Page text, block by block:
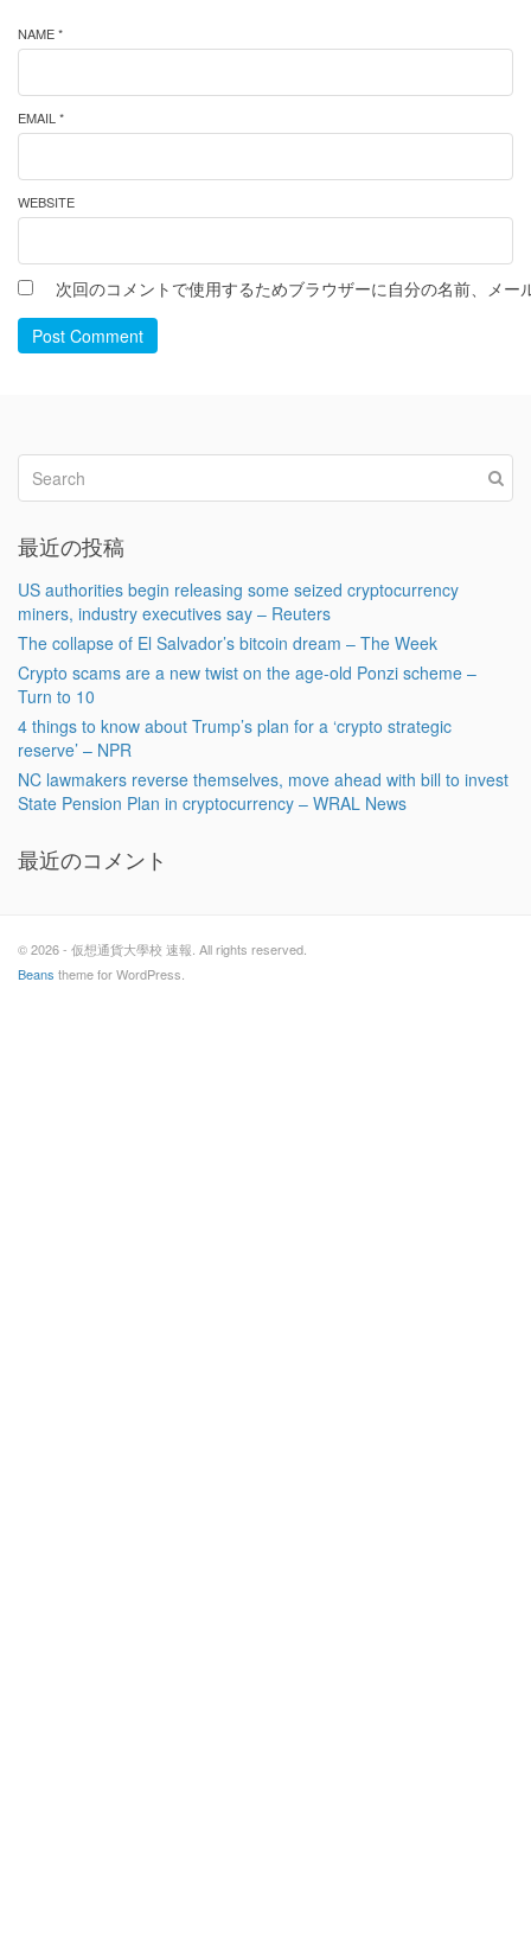
NAME *
EMAIL *
WEBSITE
次回のコメントで使用するためブラウザーに自分の名前、メー
Post Comment
最近の投稿
US authorities begin releasing some seized cryptocurrency
miners, industry executives say – Reuters
The collapse of El Salvador’s bitcoin dream – The Week
Crypto scams are a new twist on the age-old Ponzi scheme –
Turn to 10
4 things to know about Trump’s plan for a ‘crypto strategic
reserve’ – NPR
NC lawmakers reverse themselves, move ahead with bill to invest
State Pension Plan in cryptocurrency – WRAL News
最近のコメント
© 2026 - 仮想通貨大學校 速報. All rights reserved.
Beans theme for WordPress.